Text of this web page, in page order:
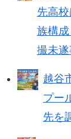
先高
族構
撮未
越谷
プー
先を